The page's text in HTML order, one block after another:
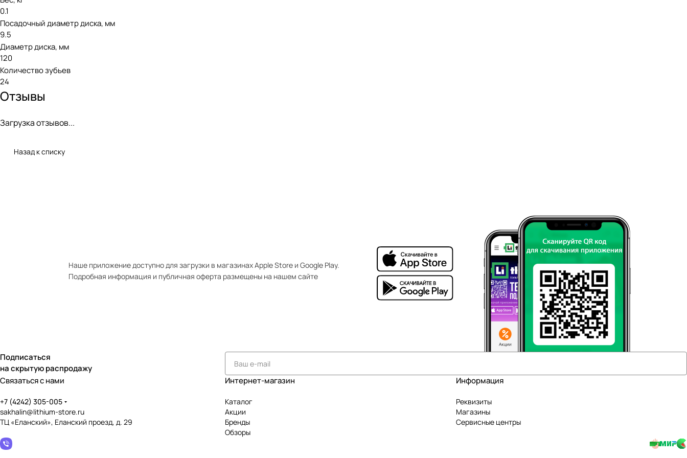
0.1
Посадочный диаметр диска, мм
9.5
Диаметр диска, мм
120
Количество зубьев
24
Отзывы
Загрузка отзывов...
Назад к списку
Наше приложение доступно для загрузки в магазинах Apple Store и Google Play.
Подробная информация и публичная оферта размещены на нашем сайте
Подписаться
на скрытую распродажу
Связаться с нами
+7 (4242) 305-005
sakhalin@lithium-store.ru
ТЦ «Еланский», Еланский проезд, д. 29
Интернет-магазин
Каталог
Акции
Бренды
Обзоры
Информация
Реквизиты
Магазины
Сервисные центры